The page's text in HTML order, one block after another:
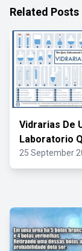
Related Posts
Vidrarias De
Laboratorio
25 September